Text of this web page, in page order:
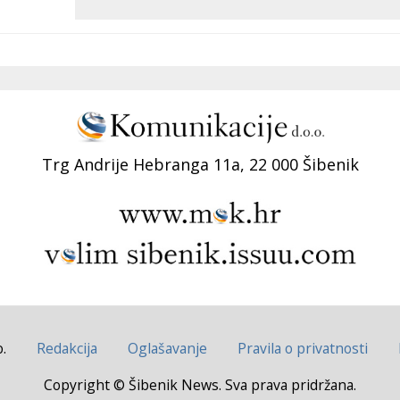
Trg Andrije Hebranga 11a, 22 000 Šibenik
Redakcija Oglašavanje Pravila o privatnosti
Copyright © Šibenik News. Sva prava pridržana.